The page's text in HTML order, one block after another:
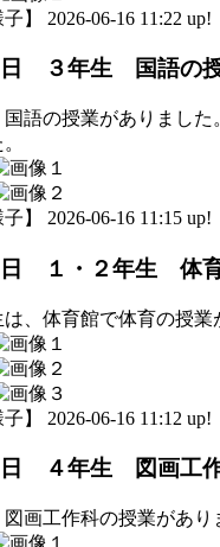
子】 2026-06-16 11:22 up!
日 ３年生 国語の
国語の授業がありまし
子】 2026-06-16 11:15 up!
日 １・２年生 体
は、体育館で体育の授
子】 2026-06-16 11:12 up!
日 ４年生 図画工
図画工作科の授業があ